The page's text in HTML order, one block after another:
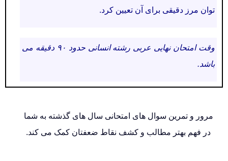
توان مرز دقیقی برای آن تعیین کرد.
وقت امتحان نهایی عربی رشته انسانی حدود ۹۰ دقیقه می
باشد.
مرور و تمرین سوال های امتحانی سال های گذشته به شما
در فهم بهتر مطالب و کشف نقاط ضعفتان کمک می کند.